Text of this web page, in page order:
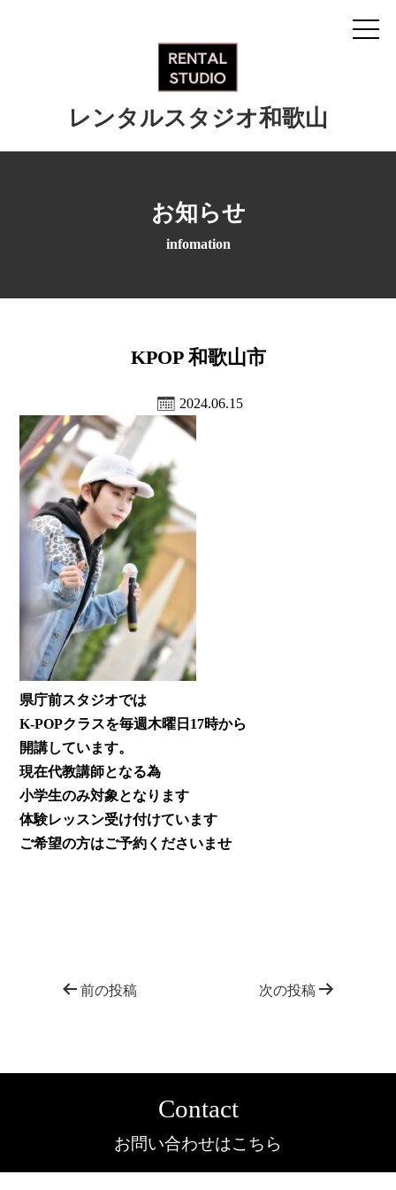
レンタルスタジオ和歌山
お知らせ
infomation
KPOP 和歌山市
2024.06.15
県庁前スタジオでは
K-POPクラスを毎週木曜日17時から
開講しています。
現在代教講師となる為
小学生のみ対象となります
体験レッスン受け付けています
ご希望の方はご予約くださいませ
前の投稿 次の投稿
Contact
お問い合わせはこちら